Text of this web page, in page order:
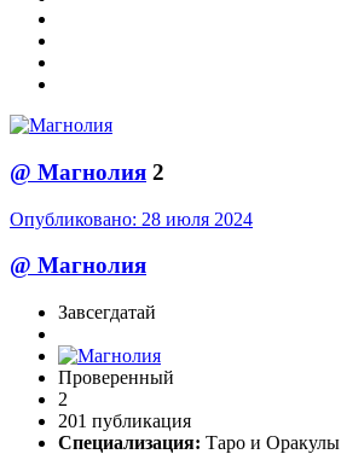
@ Магнолия 2
Опубликовано: 28 июля 2024
@ Магнолия
Завсегдатай
Проверенный
2
201 публикация
Специализация: Таро и Оракулы